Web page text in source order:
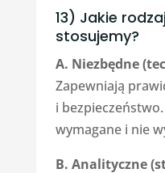
13) Jakie
stosujemy?
A. Niezbędne
Zapewniają
i
wymagane i nie
B. Analityczne